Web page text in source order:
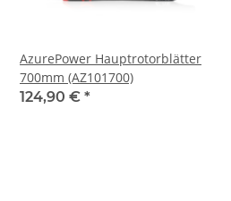
AzurePower Hauptrotorblätter
700mm (AZ101700)
124,90 € *